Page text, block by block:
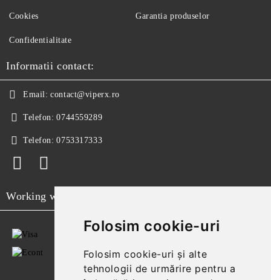
Folosim cookie-uri
Folosim cookie-uri și alte
tehnologii de urmărire pentru a
Cookies Garantia produselor
Confidentialitate
Informatii contact:
Email: contact@viperx.ro
Telefon: 0744559289
Telefon: 0753317333
Working with